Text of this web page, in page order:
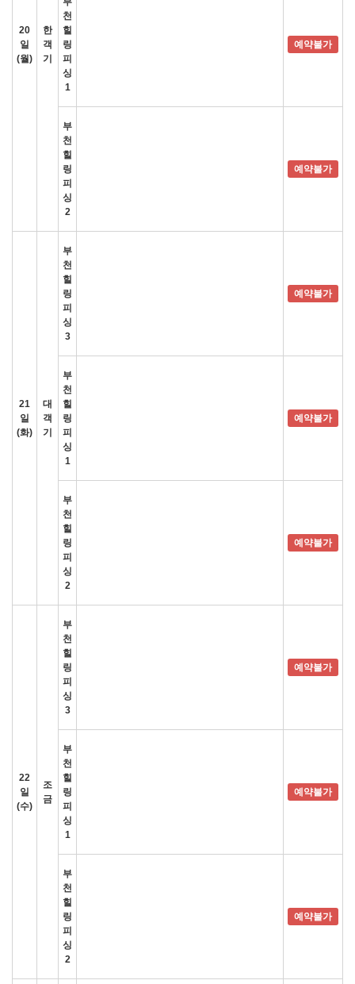
20
일
(월)
한
객
기
천
힐
링
피
싱
1
예약불가
부
천
힐
링
피
싱
2
예약불가
21
일
(화)
대
객
기
부
천
힐
링
피
싱
3
예약불가
부
천
힐
링
피
싱
1
예약불가
부
천
힐
링
피
싱
2
예약불가
22
일
(수)
조
금
부
천
힐
링
피
싱
3
예약불가
부
천
힐
링
피
싱
1
예약불가
부
천
힐
링
피
싱
2
예약불가